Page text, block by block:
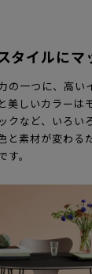
タイルにマ
の一つに、高い
美しいカラーは
クなど、いろい
と素材が変わる
す。